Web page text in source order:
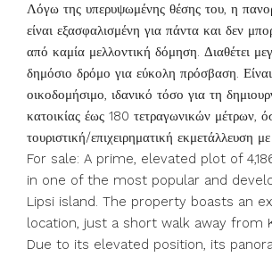
Λόγω της υπερυψωμένης θέσης του, η
είναι εξασφαλισμένη για πάντα και δεν
από καμία μελλοντική δόμηση. Διαθέτει
δημόσιο δρόμο για εύκολη πρόσβαση.
οικοδομήσιμο, ιδανικό τόσο για τη
κατοικίας έως 180 τετραγωνικών μέτρων,
τουριστική/επιχειρηματική εκμετάλλευση
For sale: A prime, elevated plot of
in one of the most popular and
Lipsi island. The property boasts an
location, just a short walk away from
Due to its elevated position, its